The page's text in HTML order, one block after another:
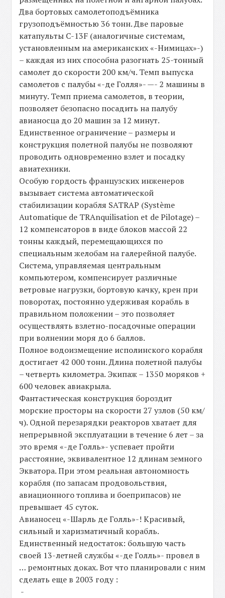
Два бортовых самолетоподъёмника
грузоподъёмностью 36 тонн. Две паровые
катапульты С-13F (аналогичные системам,
установленным на американских «-Нимицах»-)
– каждая из них способна разогнать 25-тонный
самолет до скорости 200 км/ч. Темп выпуска
самолетов с палубы «-де Голля»- —- 2 машины в
минуту. Темп приема самолетов, в теории,
позволяет безопасно посадить на палубу
авианосца до 20 машин за 12 минут.
Единственное ограничение – размеры и
конструкция полетной палубы не позволяют
проводить одновременно взлет и посадку
авиатехники.
Особую гордость французских инженеров
вызывает система автоматической
стабилизации корабля SATRAP (Système
Automatique de TRAnquilisation et de Pilotage) –
12 компенсаторов в виде блоков массой 22
тонны каждый, перемещающихся по
специальным желобам на галерейной палубе.
Система, управляемая центральным
компьютером, компенсирует различные
ветровые нагрузки, бортовую качку, крен при
поворотах, постоянно удерживая корабль в
правильном положении – это позволяет
осуществлять взлетно-посадочные операции
при волнении моря до 6 баллов.
Полное водоизмещение исполинского корабля
достигает 42 000 тонн. Длина полетной палубы
– четверть километра. Экипаж – 1350 моряков +
600 человек авиакрыла.
Фантастическая конструкция бороздит
морские просторы на скорости 27 узлов (50 км/
ч). Одной перезарядки реакторов хватает для
непрерывной эксплуатации в течение 6 лет – за
это время «-де Голль»- успевает пройти
расстояние, эквивалентное 12 длинам земного
Экватора. При этом реальная автономность
корабля (по запасам продовольствия,
авиационного топлива и боеприпасов) не
превышает 45 суток.
Авианосец «-Шарль де Голль»-! Красивый,
сильный и харизматичный корабль.
Единственный недостаток: большую часть
своей 13-летней службы «-де Голль»- провел в
… ремонтных доках. Вот что планировали с ним
сделать еще в 2003 году :
-